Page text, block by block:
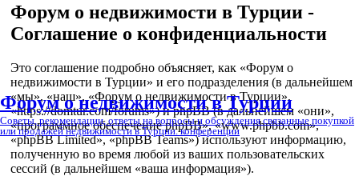
Форум о недвижимости в Турции
Советы, рекомендации, ответы на вопросы и обсуждения связанные покупкой
или продажей недвижимости в Турции. конференции
Форум о недвижимости в Турции -
Соглашение о конфиденциальности
Это соглашение подробно объясняет, как «Форум о
недвижимости в Турции» и его подразделения (в дальнейшем
«мы», «наш», «Форум о недвижимости в Турции»,
«https://domtur.com/forums») и phpBB (в дальнейшем «они»,
«программное обеспечение phpBB», «www.phpbb.com»,
«phpBB Limited», «phpBB Teams») используют информацию,
полученную во время любой из ваших пользовательских
сессий (в дальнейшем «ваша информация»).